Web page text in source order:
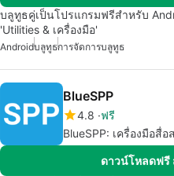
บลูทูธคู่เป็นโปรแกรมฟรีสำหรับ
'Utilities & เครื่องมือ'
Androidบลูทูธการจัดการบลูทูธ
BlueSPP
4.8 ฟรี
BlueSPP: เครื่องมือสื่
ดาวน์โหลดฟรี